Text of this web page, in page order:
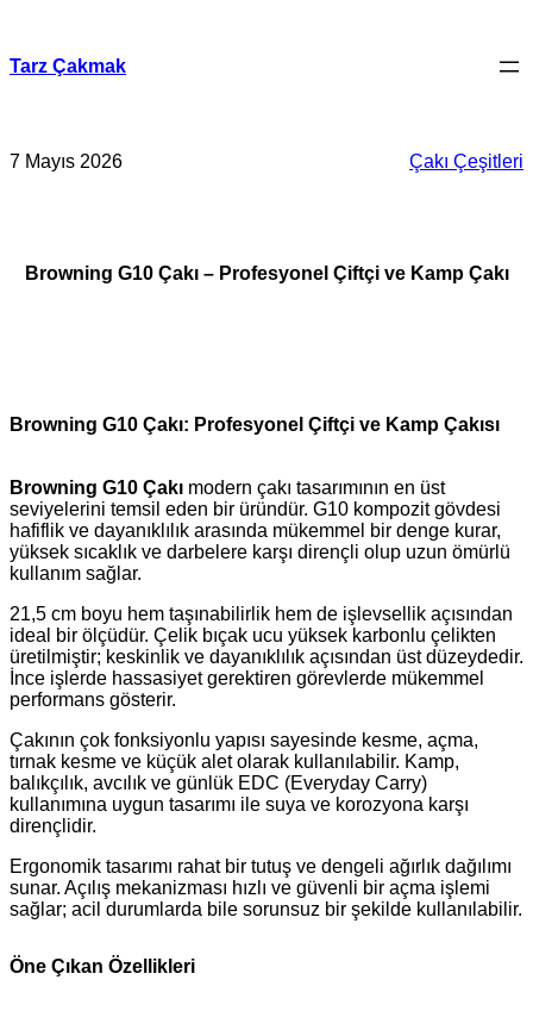
Tarz Çakmak
7 Mayıs 2026 Çakı Çeşitleri
Browning G10 Çakı – Profesyonel Çiftçi ve Kamp Çakı
Browning G10 Çakı: Profesyonel Çiftçi ve Kamp Çakısı
Browning G10 Çakı modern çakı tasarımının en üst
seviyelerini temsil eden bir üründür. G10 kompozit gövdesi
hafiflik ve dayanıklılık arasında mükemmel bir denge kurar,
yüksek sıcaklık ve darbelere karşı dirençli olup uzun ömürlü
kullanım sağlar.
21,5 cm boyu hem taşınabilirlik hem de işlevsellik açısından
ideal bir ölçüdür. Çelik bıçak ucu yüksek karbonlu çelikten
üretilmiştir; keskinlik ve dayanıklılık açısından üst düzeydedir.
İnce işlerde hassasiyet gerektiren görevlerde mükemmel
performans gösterir.
Çakının çok fonksiyonlu yapısı sayesinde kesme, açma,
tırnak kesme ve küçük alet olarak kullanılabilir. Kamp,
balıkçılık, avcılık ve günlük EDC (Everyday Carry)
kullanımına uygun tasarımı ile suya ve korozyona karşı
dirençlidir.
Ergonomik tasarımı rahat bir tutuş ve dengeli ağırlık dağılımı
sunar. Açılış mekanizması hızlı ve güvenli bir açma işlemi
sağlar; acil durumlarda bile sorunsuz bir şekilde kullanılabilir.
Öne Çıkan Özellikleri